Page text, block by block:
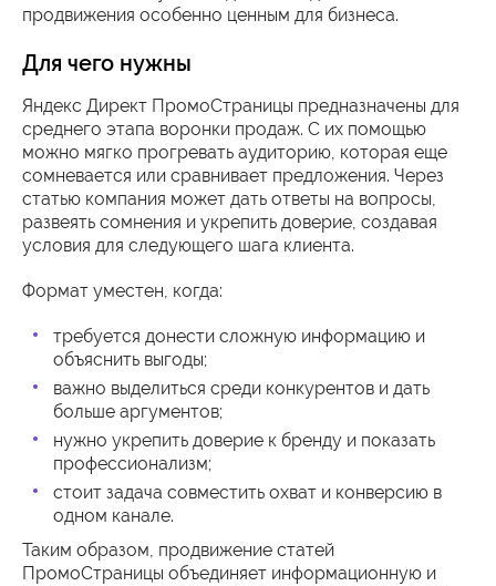
продвижения особенно ценным для бизнеса.
Для чего нужны
Яндекс Директ ПромоСтраницы предназначены для
среднего этапа воронки продаж. С их помощью
можно мягко прогревать аудиторию, которая еще
сомневается или сравнивает предложения. Через
статью компания может дать ответы на вопросы,
развеять сомнения и укрепить доверие, создавая
условия для следующего шага клиента.
Формат уместен, когда:
требуется донести сложную информацию и
объяснить выгоды;
важно выделиться среди конкурентов и дать
больше аргументов;
нужно укрепить доверие к бренду и показать
профессионализм;
стоит задача совместить охват и конверсию в
одном канале.
Таким образом, продвижение статей
ПромоСтраницы объединяет информационную и